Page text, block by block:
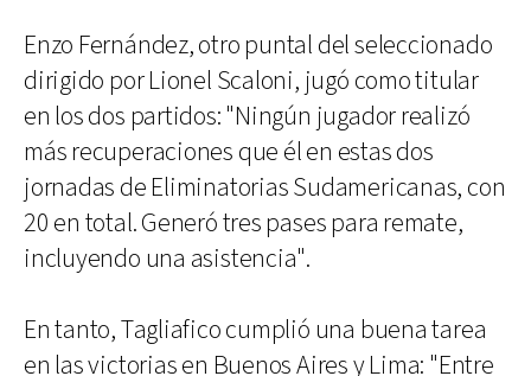
Enzo Fernández, otro puntal del seleccionado
dirigido por Lionel Scaloni, jugó como titular
en los dos partidos: "Ningún jugador realizó
más recuperaciones que él en estas dos
jornadas de Eliminatorias Sudamericanas, con
20 en total. Generó tres pases para remate,
incluyendo una asistencia".
En tanto, Tagliafico cumplió una buena tarea
en las victorias en Buenos Aires y Lima: "Entre